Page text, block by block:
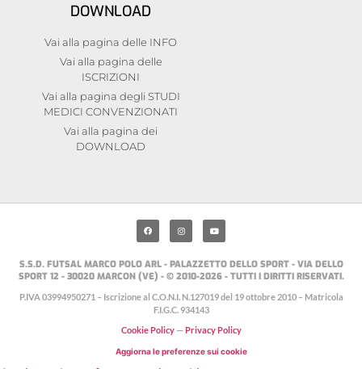
DOWNLOAD
Vai alla pagina delle INFO
Vai alla pagina delle
ISCRIZIONI
Vai alla pagina degli STUDI
MEDICI CONVENZIONATI
Vai alla pagina dei
DOWNLOAD
S.S.D. FUTSAL MARCO POLO ARL - PALAZZETTO DELLO SPORT - VIA DELLO
SPORT 12 - 30020 MARCON (VE) - © 2010-2026 - TUTTI I DIRITTI RISERVATI.
P.IVA 03994950271 – Iscrizione al C.O.N.I. N.127019 del 19 ottobre 2010 – Matricola
F.I.G.C. 934143
Cookie Policy—Privacy Policy
Aggiorna le preferenze sui cookie